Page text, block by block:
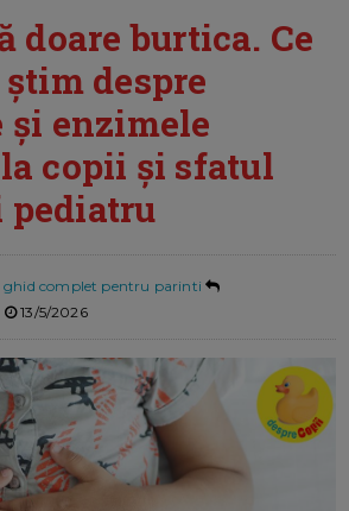
doare burtica. Ce
despre
enzimele
copii şi sfatul
ghid complet pentru parinti
13/5/2026